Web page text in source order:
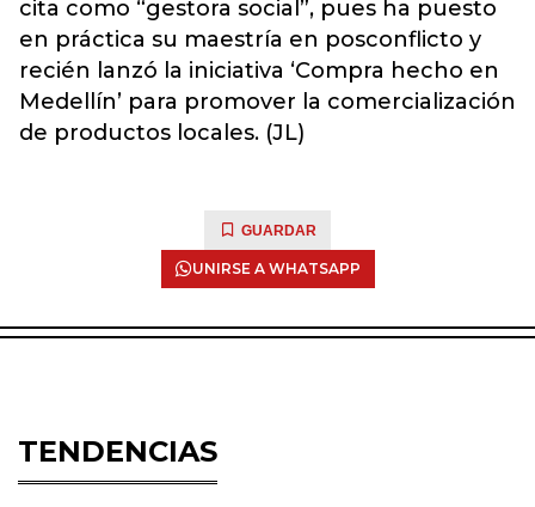
cita como “gestora social”, pues ha puesto
en práctica su maestría en posconflicto y
recién lanzó la iniciativa ‘Compra hecho en
Medellín’ para promover la comercialización
de productos locales. (JL)
GUARDAR
UNIRSE A WHATSAPP
TENDENCIAS